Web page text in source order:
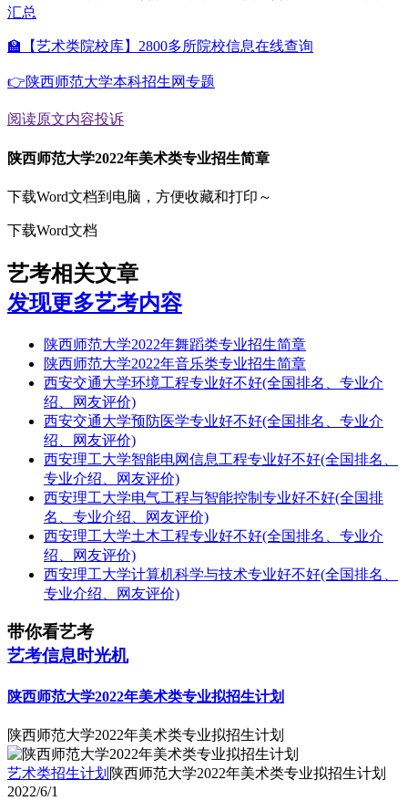
汇总
🏫【艺术类院校库】2800多所院校信息在线查询
👉陕西师范大学本科招生网专题
阅读原文内容投诉
陕西师范大学2022年美术类专业招生简章
下载Word文档到电脑，方便收藏和打印～
下载Word文档
艺考相关文章
发现更多艺考内容
陕西师范大学2022年舞蹈类专业招生简章
陕西师范大学2022年音乐类专业招生简章
西安交通大学环境工程专业好不好(全国排名、专业介
绍、网友评价)
西安交通大学预防医学专业好不好(全国排名、专业介
绍、网友评价)
西安理工大学智能电网信息工程专业好不好(全国排名、
专业介绍、网友评价)
西安理工大学电气工程与智能控制专业好不好(全国排
名、专业介绍、网友评价)
西安理工大学土木工程专业好不好(全国排名、专业介
绍、网友评价)
西安理工大学计算机科学与技术专业好不好(全国排名、
专业介绍、网友评价)
带你看艺考
艺考信息时光机
陕西师范大学2022年美术类专业拟招生计划
陕西师范大学2022年美术类专业拟招生计划
艺术类招生计划 陕西师范大学2022年美术类专业拟招生计划
2022/6/1